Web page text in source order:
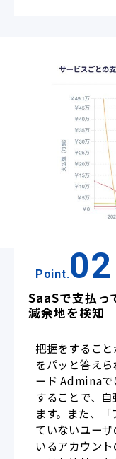
Point.02
SaaSで支払っ
減余地を検知
把握をするこ
をパッと答え
ード Adminaで
することで、
ます。また、
ていないユー
いるアカウン